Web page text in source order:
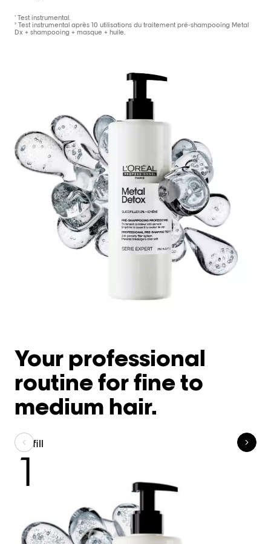
¹ Test instrumental.
² Test instrumental après 10 utilisations du traitement pré-shampooing Metal
Dx + shampooing + masque + huile.
Your professional
routine for fine to
medium hair.
Refill
1